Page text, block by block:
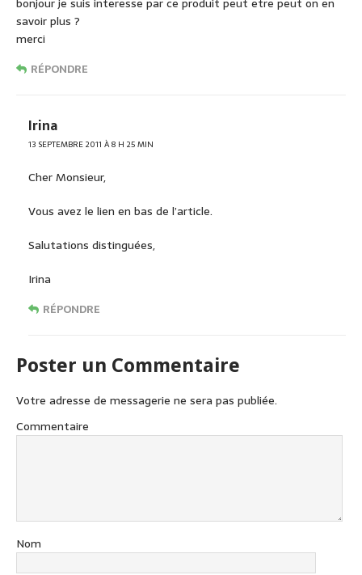
savoir plus ?
merci
RÉPONDRE
Irina
13 SEPTEMBRE 2011 À 8 H 25 MIN
Cher Monsieur,
Vous avez le lien en bas de l’article.
Salutations distinguées,
Irina
RÉPONDRE
Poster un Commentaire
Votre adresse de messagerie ne sera pas publiée.
Commentaire
Nom